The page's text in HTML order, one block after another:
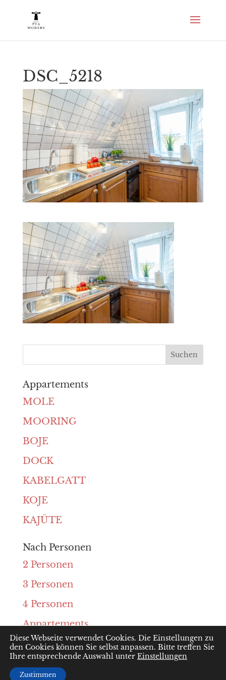
DSC_5218
Appartements
MOLE
MOORING
BOJE
DOCK
KABELGATT
KOJE
KAJÜTE
Nach Personen
2 Personen
3 Personen
4 Personen
Appartements
Designed by
Diese Webseite verwendet Cookies. Die Einstellungen zu
den Cookies können Sie selbst anpassen. Bitte treffen Sie
Ihre entsprechende Auswahl unter Einstellungen
Zustimmen